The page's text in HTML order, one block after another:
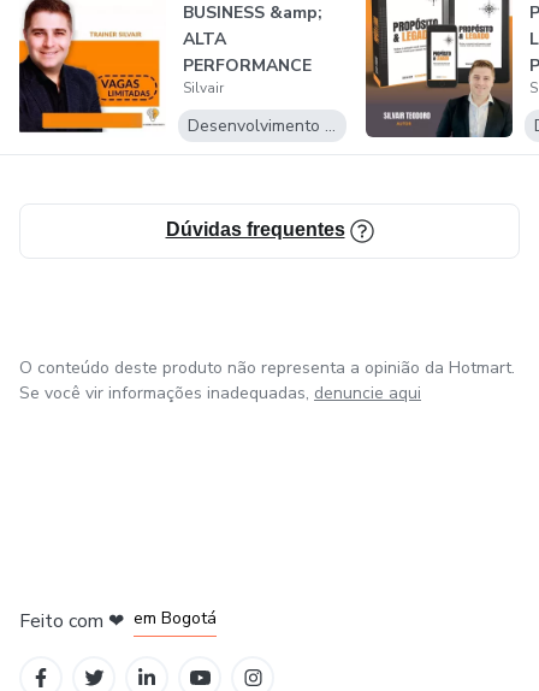
Instagram: @silvairx
YouTube: @silvairx
BUSINESS &amp;
ALTA
PERFORMANCE
Silvair
Desenvolvimento Pessoal
Dúvidas frequentes
O conteúdo deste produto não representa a opinião da Hotmart.
Se você vir informações inadequadas, denuncie aqui
Feito com ❤ em Bogotá